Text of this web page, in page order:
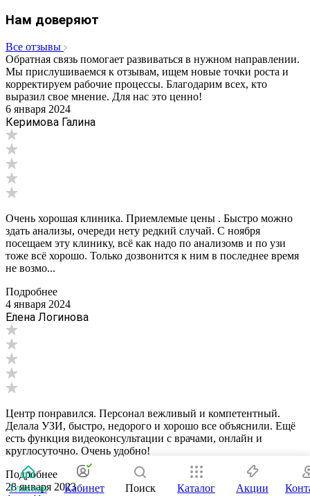
Нам доверяют
Все отзывы
Обратная связь помогает развиваться в нужном направлении.
Мы прислушиваемся к отзывам, ищем новые точки роста и
корректируем рабочие процессы. Благодарим всех, кто
выразил свое мнение. Для нас это ценно!
6 января 2024
Керимова Галина
Очень хорошая клиника. Приемлемые цены . Быстро можно
здать анализы, очереди нету редкий случай. С ноября
посещаем эту клинику, всё как надо по анализомв и по узи
тоже всё хорошо. Только дозвонится к ним в последнее время
не возмо...
Подробнее
4 января 2024
Елена Логинова
Центр понравился. Персонал вежливый и компетентный.
Делала УЗИ, быстро, недорого и хорошо все объяснили. Ещё
есть функция видеоконсультации с врачами, онлайн и
круглосуточно. Очень удобно!
Подробнее
28 января 2023
Главная Кабинет Поиск Каталог Акции